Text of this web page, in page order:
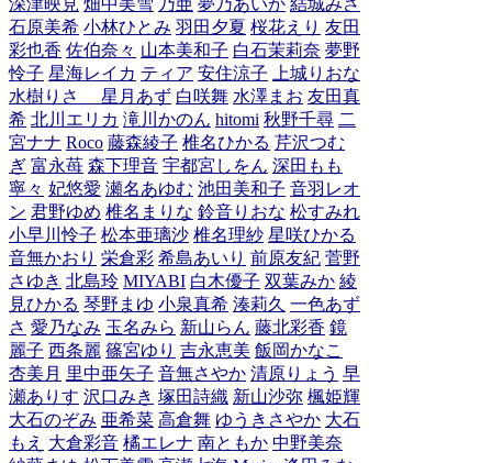
深津映見 畑中美雪 乃亜 夢乃あいか 結城みさ
石原美希 小林ひとみ 羽田夕夏 桜花えり 友田
彩也香 佐伯奈々 山本美和子 白石茉莉奈 夢野
怜子 星海レイカ ティア 安住涼子
上城りおな
水樹りさ 星月あず 白咲舞 水澤まお 友田真
希 北川エリカ 滝川かのん hitomi 秋野千尋 二
宮ナナ Roco 藤森綾子 椎名ひかる 芹沢つむ
ぎ 富永苺 森下理音 宇都宮しをん 深田もも
寧々 妃悠愛 瀬名あゆむ 池田美和子 音羽レオ
ン 君野ゆめ 椎名まりな 鈴音りおな 松すみれ
小早川怜子 松本亜璃沙 椎名理紗 星咲ひかる
音無かおり 栄倉彩 希島あいり 前原友紀 菅野
さゆき 北島玲 MIYABI 白木優子 双葉みか 綾
見ひかる 琴野まゆ 小泉真希 湊莉久 一色あず
さ 愛乃なみ 玉名みら 新山らん 藤北彩香 鏡
麗子 西条麗 篠宮ゆり 吉永恵美 飯岡かなこ
杏美月 里中亜矢子 音無さやか 清原りょう 早
瀬ありす 沢口みき 塚田詩織 新山沙弥 楓姫輝
大石のぞみ 亜希菜 高倉舞 ゆうきさやか 大石
もえ 大倉彩音 橘エレナ 南ともか 中野美奈